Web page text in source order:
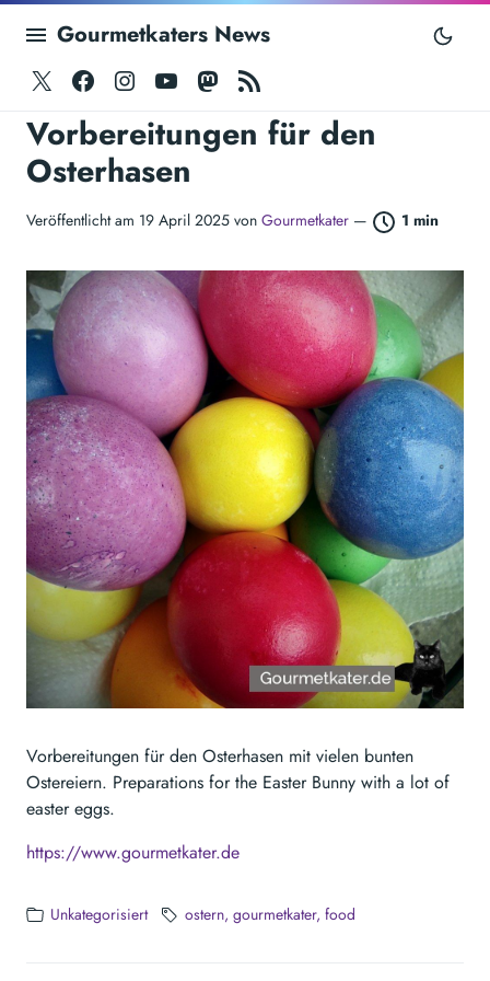
Gourmetkaters News
TwitterFacebook
Instagram
YoutubeMastodon
Vorbereitungen für den
Osterhasen
Veröffentlicht am 19 April 2025 von Gourmetkater — 1 min
Vorbereitungen für den Osterhasen mit vielen bunten
Ostereiern. Preparations for the Easter Bunny with a lot of
easter eggs.
https://www.gourmetkater.de
Unkategorisiert ostern gourmetkater food